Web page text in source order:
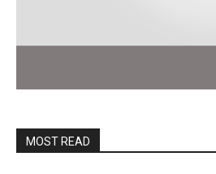
MOST READ